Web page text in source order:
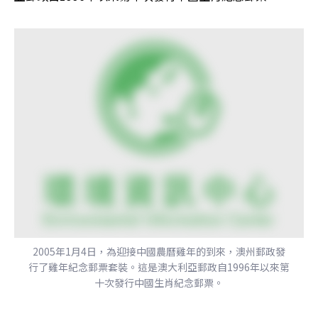
2005年1月4日，為迎接中國農曆雞年的到來，澳州郵政發
行了雞年紀念郵票套裝。這是澳大利亞郵政自1996年以來第
十次發行中國生肖紀念郵票。